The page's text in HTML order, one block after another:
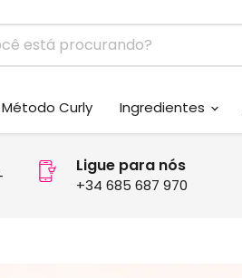
Método Curly Ingredientes
Ligue para nós
+34 685 687 970